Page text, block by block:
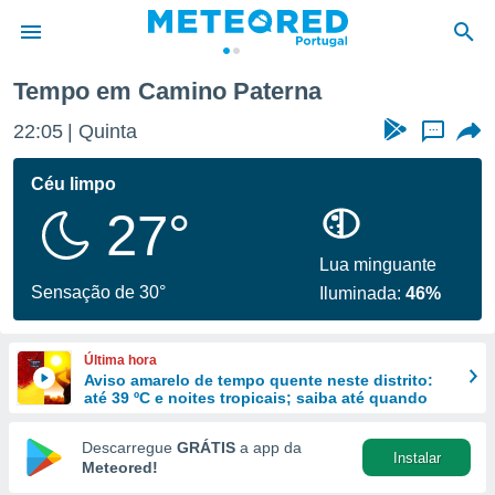
da
foi
fornecidas
a este
das
e
forma
digital
Tempo em Camino Paterna
22:05 Quinta ...
Céu limpo
27°
Sensação de 30°
Lua minguante
Iluminada:46%
Última hora
Aviso amarelo de tempo quente neste distrito:
até 39 ºC e noites tropicais; saiba até quando
Descarregue GRÁTIS a app da
Meteored!
Instalar